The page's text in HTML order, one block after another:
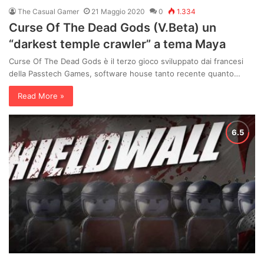
The Casual Gamer 21 Maggio 2020 0 1.334
Curse Of The Dead Gods (V.Beta) un
“darkest temple crawler” a tema Maya
Curse Of The Dead Gods è il terzo gioco sviluppato dai francesi
della Passtech Games, software house tanto recente quanto…
Read More »